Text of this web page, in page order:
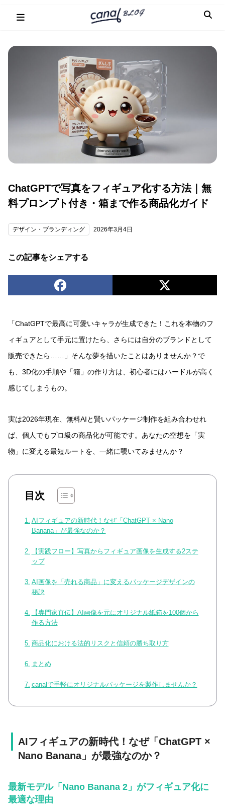
ChatGPTで写真をフィギュア化する方法｜無
料プロンプト付き・箱まで作る商品化ガイド
デザイン・ブランディング 2026年3月4日
この記事をシェアする
「ChatGPTで最高に可愛いキャラが生成できた！これを本物のフ
ィギュアとして手元に置けたら、さらには自分のブランドとして
販売できたら……」そんな夢を描いたことはありませんか？で
も、3D化の手順や「箱」の作り方は、初心者にはハードルが高く
感じてしまうもの。
実は2026年現在、無料AIと賢いパッケージ制作を組み合わせれ
ば、個人でもプロ級の商品化が可能です。あなたの空想を「実
物」に変える最短ルートを、一緒に覗いてみませんか？
目次
AIフィギュアの新時代！なぜ「ChatGPT × Nano
Banana」が最強なのか？
【実践フロー】写真からフィギュア画像を生成する2ステ
ップ
AI画像を「売れる商品」に変えるパッケージデザインの
秘訣
【専門家直伝】AI画像を元にオリジナル紙箱を100個から
作る方法
商品化における法的リスクと信頼の勝ち取り方
まとめ
canalで手軽にオリジナルパッケージを製作しませんか？
AIフィギュアの新時代！なぜ「ChatGPT ×
Nano Banana」が最強なのか？
最新モデル「Nano Banana 2」がフィギュア化に
最適な理由